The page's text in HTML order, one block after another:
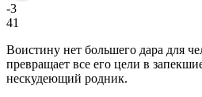
-3
41
Воистину нет большего дара для
превращает все его цели в
нескудеющий родник.